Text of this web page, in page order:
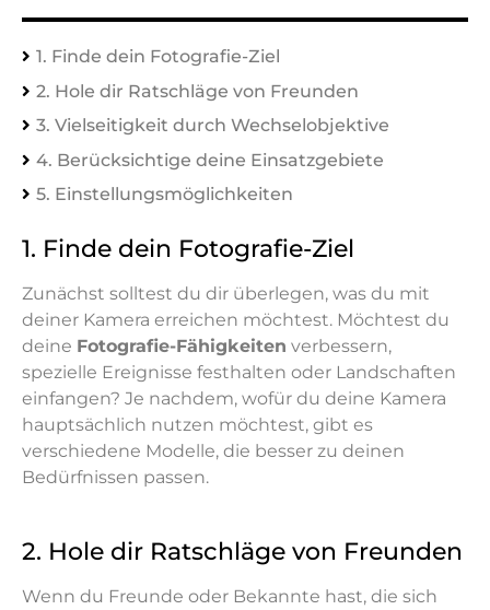
1. Finde dein Fotografie-Ziel
2. Hole dir Ratschläge von Freunden
3. Vielseitigkeit durch Wechselobjektive
4. Berücksichtige deine Einsatzgebiete
5. Einstellungsmöglichkeiten
1. Finde dein Fotografie-Ziel
Zunächst solltest du dir überlegen, was du mit
deiner Kamera erreichen möchtest. Möchtest du
deine Fotografie-Fähigkeiten verbessern,
spezielle Ereignisse festhalten oder Landschaften
einfangen? Je nachdem, wofür du deine Kamera
hauptsächlich nutzen möchtest, gibt es
verschiedene Modelle, die besser zu deinen
Bedürfnissen passen.
2. Hole dir Ratschläge von Freunden
Wenn du Freunde oder Bekannte hast, die sich